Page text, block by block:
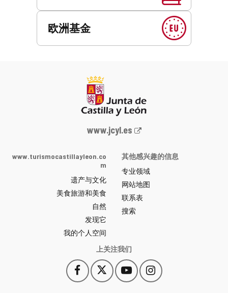
欧洲基金
Junta
y
León
网
站
门
户
-
www.jcyl.es
www.turismocastillayleon.co
m
遗产与文化
美食旅游和美食
自然
发现它
我的个人空间
其他感兴趣的信息
专业领域
网站地图
联系表
搜索
上关注我们
Facebook
此
链
此
链
YouTube
此
链
Instagram
此
链